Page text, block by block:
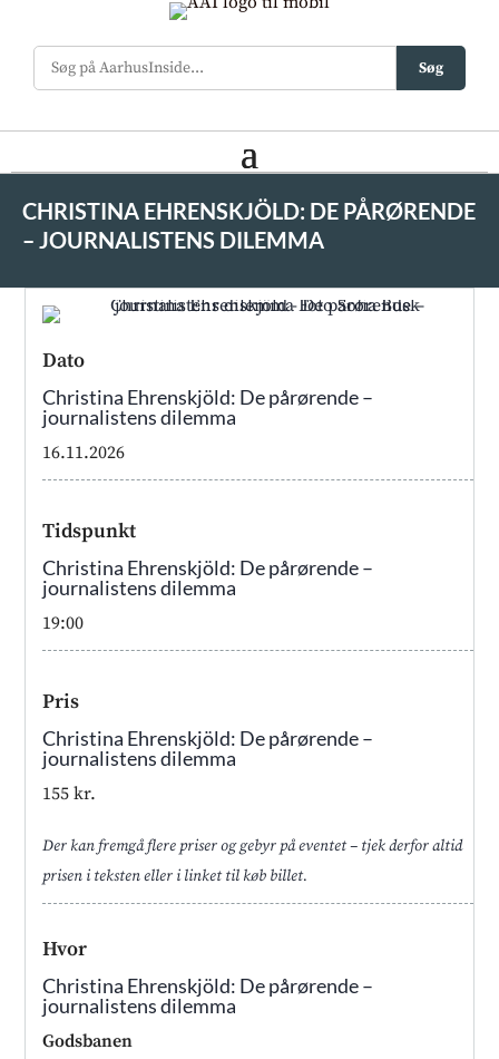
Søg
CHRISTINA EHRENSKJÖLD: DE PÅRØRENDE
– JOURNALISTENS DILEMMA
Dato
Christina Ehrenskjöld: De pårørende –
journalistens dilemma
16.11.2026
Tidspunkt
Christina Ehrenskjöld: De pårørende –
journalistens dilemma
19:00
Pris
Christina Ehrenskjöld: De pårørende –
journalistens dilemma
155 kr.
Der kan fremgå flere priser og gebyr på eventet – tjek derfor altid
prisen i teksten eller i linket til køb billet.
Hvor
Christina Ehrenskjöld: De pårørende –
journalistens dilemma
Godsbanen